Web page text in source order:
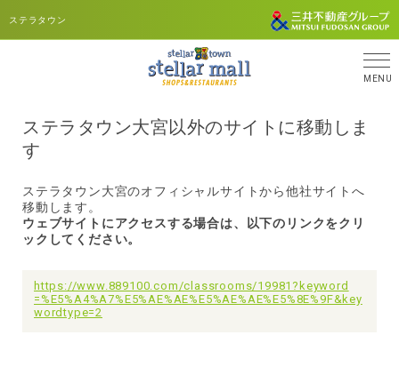
MENU
ステラタウン
ステラタウン大宮以外のサイトに移動しま
す
ステラタウン大宮のオフィシャルサイトから他社サイトへ
移動します。
ウェブサイトにアクセスする場合は、以下のリンクをクリ
ックしてください。
https://www.889100.com/classrooms/19981?keyword
=%E5%A4%A7%E5%AE%AE%E5%AE%AE%E5%8E%9F&key
wordtype=2